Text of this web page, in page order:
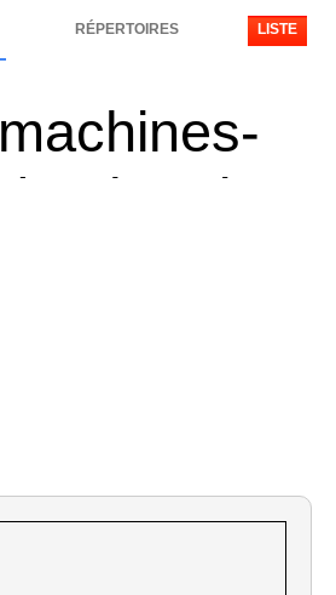
RÉPERTOIRES LISTE
machines-
de-chantier